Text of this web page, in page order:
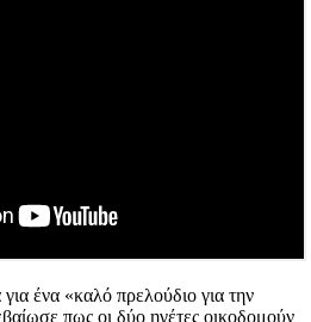
ένα «καλό πρελούδιο για την
πως οι δύο ηγέτες οικοδομούν